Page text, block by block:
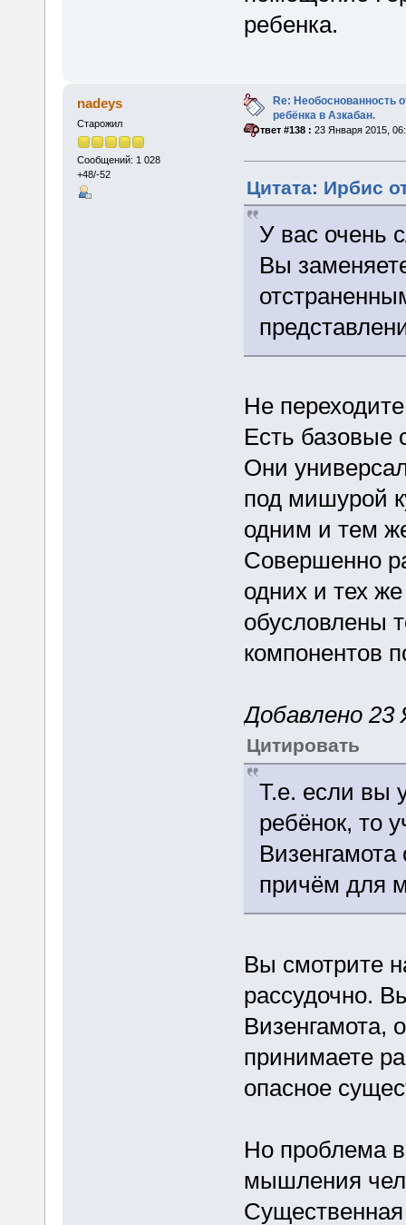
ребенка.
nadeys
Старожил
Сообщений: 1 028
+48/-52
Re: Необоснованность
ребёнка в Азкабан.
«Ответ #138 : 23 Января 2015,
Цитата: Ирбис
У вас очень
Вы
Не
Есть базовые
Они
под мишурой
одним и тем
Совершенно
одних и тех
обусловлены
компонентов
Добавлено 23
Цитировать
Т.е. если вы
ребёнок, то
Визенгамота
причём для
Вы смотрите
рассудочно.
Визенгамота,
принимаете
опасное
Но проблема
мышления